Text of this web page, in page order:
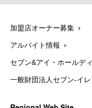
加盟店オーナー募集
アルバイト情報
セブン&アイ・ホールデ
一般財団法人セブン-イ